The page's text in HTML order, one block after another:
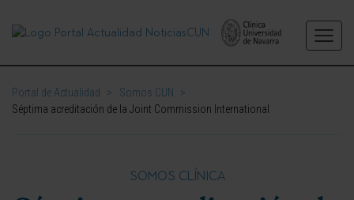
Portal de Actualidad > Somos CUN
>
Séptima acreditación de la Joint Commission International
SOMOS CLÍNICA